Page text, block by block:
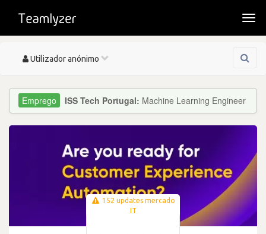
Toggle
Utilizador anónimo
ISS Tech Portugal: Machine Learning Engineer
152 updates mercado
IT